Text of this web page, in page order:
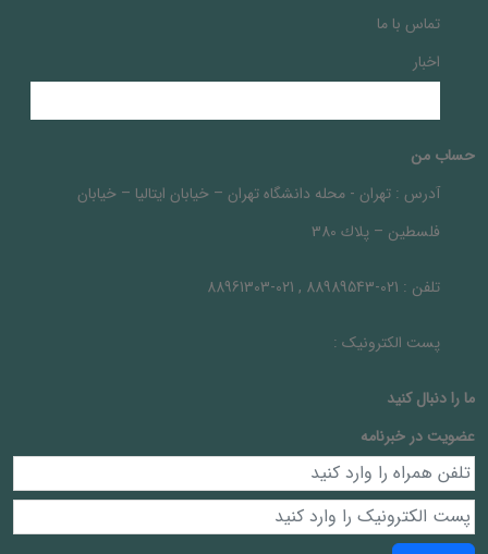
تماس با ما
اخبار
حساب من
آدرس : تهران - محله دانشگاه تهران – خيابان ايتاليا – خيابان
فلسطين – پلاك 380
تلفن : 021-88989543 , 021-88961303
پست الکترونیک :
ما را دنبال کنيد
عضویت در خبرنامه